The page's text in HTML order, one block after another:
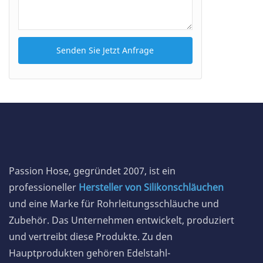
Senden Sie Jetzt Anfrage
Passion Hose, gegründet 2007, ist ein
professioneller Hersteller von Silikonschläuchen
und eine Marke für Rohrleitungsschläuche und
Zubehör. Das Unternehmen entwickelt, produziert
und vertreibt diese Produkte. Zu den
Hauptprodukten gehören Edelstahl-